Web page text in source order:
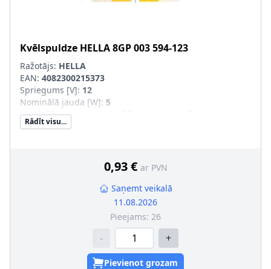
Kvēlspuldze HELLA8GP 003 594-123
Ražotājs: HELLA
EAN: 4082300215373
Spriegums [V]: 12
Nominālā jauda [W]: 5
Uzstādīšanas puse
Lampas tips:
Caurspīdīgs iepakojums
7439-92-1; svins
Montāža/demontāža jāveic kvalificētam personālam!
Kvēlspuldzes cokola konstrukcija:
Rādīt visu...
0,93 € ar PVN
Saņemt veikalā
11.08.2026
Pieejams: 26
- +
Pievienot grozam